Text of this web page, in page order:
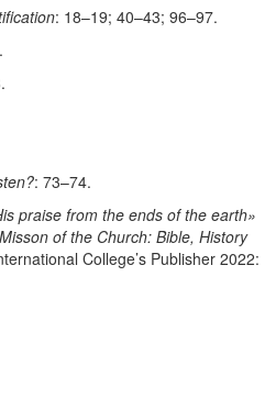
: 18–19; 40–43; 96–97.
: 73–74.
praise from the ends of the earth»
of the Church: Bible, History
College’s Publisher 2022: